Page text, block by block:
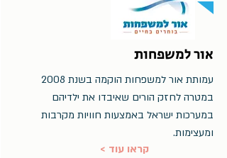
אור למשפחות
עמותת אור למשפחות הוקמה בשנת 2008
במטרה לחזק הורים שאיבדו את ילדיהם
במערכות ישראל באמצעות חוויות מקרבות
ומעצימות.
< קראו עוד